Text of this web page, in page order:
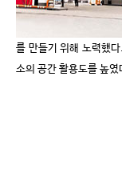
를 만들기 위해 노력했다.
소의 공간 활용도를 높